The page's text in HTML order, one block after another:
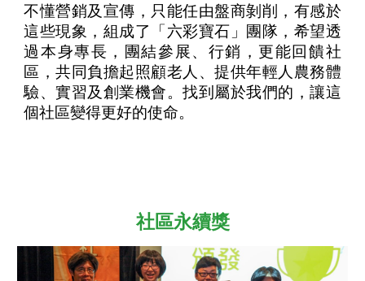
不懂營銷及宣傳，只能任由盤商剝削，有感於
這些現象，組成了「六彩寶石」團隊，希望透
過本身專長，團結參展、行銷，更能回饋社
區，共同負擔起照顧老人、提供年輕人農務體
驗、實習及創業機會。找到屬於我們的，讓這
個社區變得更好的使命。
社區永續獎